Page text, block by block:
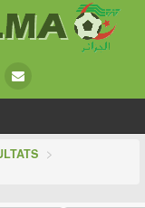
>